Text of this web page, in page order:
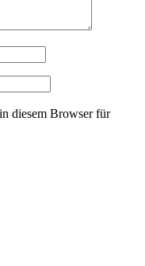
diesem Browser für